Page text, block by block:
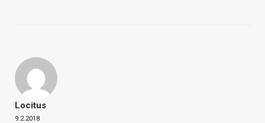
Locitus
9.2.2018